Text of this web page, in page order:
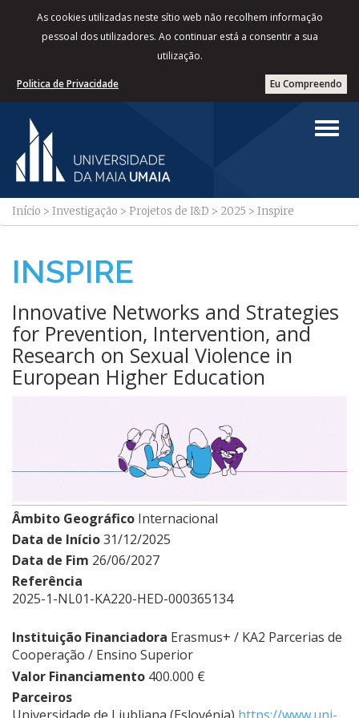
As cookies utilizadas neste sítio web não recolhem informação
pessoal dos utilizadores. Ao continuar está a consentir a sua
utilização.
Eu Compreendo
Politica de Privacidade
Início > Investigação > Projetos de I&D > 2025 > Inspire
INSPIRE
Innovative Networks and Strategies
for Prevention, Intervention, and
Research on Sexual Violence in
European Higher Education
Âmbito Geográfico Internacional
Data de Início31/12/2025
Data de Fim 26/06/2027
Referência
2025-1-NL01-KA220-HED-000365134
Instituição Financiadora Erasmus+ / KA2 Parcerias de
Cooperação / Ensino Superior
Valor Financiamento 400.000 €
Parceiros